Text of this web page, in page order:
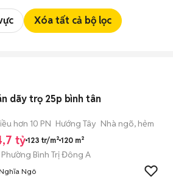
Xóa tất cả bộ lọc
dãy trọ 25p bình tân
hơn 10 PN Hướng Tây Nhà ngõ, hẻm
tỷ123 tr/m² 120 m²
Phường Bình Trị Đông A
Ngô